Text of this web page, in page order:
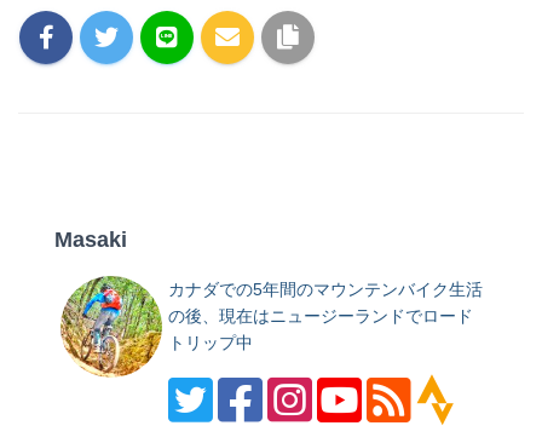
Masaki
カナダでの5年間のマウンテンバイク生活
の後、現在はニュージーランドでロード
トリップ中